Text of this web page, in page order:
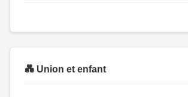
💑 Union et enfant